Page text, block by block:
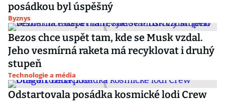
posádkou byl úspěšný
Byznys
Bezos chce uspět tam, kde se Musk vzdal.
Jeho vesmírná raketa má recyklovat i druhý
stupeň
Technologie a média
Odstartovala posádka kosmické lodi Crew